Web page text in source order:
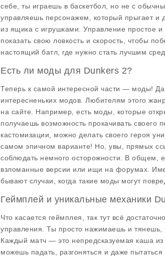
себе, ты играешь в баскетбол, но не с
управляешь персонажем, который прыгает и
из ящика с игрушками. Управление простое
показать свою ловкость и скорость, чтобы
настоящий батл, где нужно стать лучшим
Есть ли моды для Dunkers 2?
Теперь к самой интересной части — моды!
интересненьких модов. Любителям этого
на сайте. Например, есть моды, которые
получаешь возможность прокачивать своего
кастомизации, можно делать своего героя
самом эпичном варианте! Но, увы, прямых
соблюдать немного осторожности. В общем,
взломанные версии или ищи на форумах.
бывают случаи, когда такие моды могут
Геймплей и уникальные механики
Что касается геймплея , так тут всё
управления. Ты просто нажимаешь и тянешь,
Каждый матч — это непредсказуемая каша из
можешь падать, разгоняться и даже